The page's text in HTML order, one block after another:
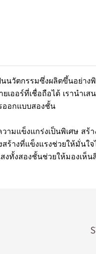
นวัตกรรมซึ่งผลิตขึ้นอย่าง
ออร์ที่เชื่อถือได้ เรานำเ
ออกแบบสองชั้น
ามแข็งแกร่งเป็นพิเศษ ส
ร้างที่แข็งแรงช่วยให้มั่นใ
ทั้งสองชั้นช่วยให้มองเห็น